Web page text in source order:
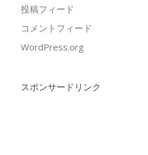
投稿フィード
コメントフィード
WordPress.org
スポンサードリンク